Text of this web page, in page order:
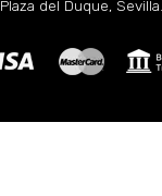
Plaza del Duque, Sevilla.